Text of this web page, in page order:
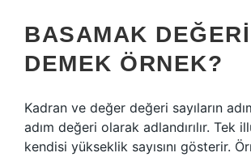
BASAMAK
DEMEK ÖRNEK?
Kadran ve değer değeri sayıların
adım değeri olarak adlandırılır. Tek
kendisi yükseklik sayısını gösterir.